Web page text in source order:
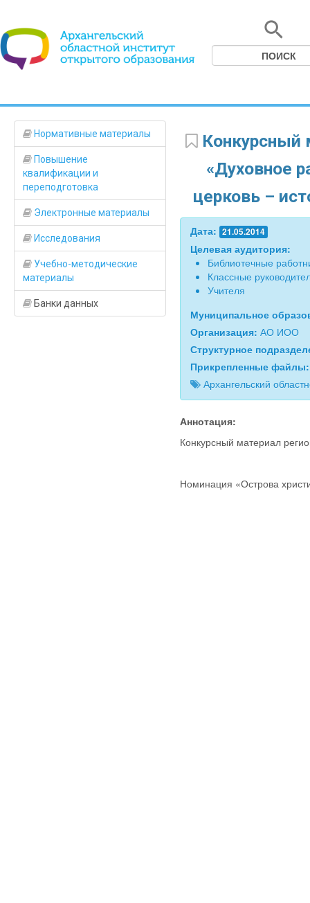
Нормативные материалы
Повышение
квалификации и
переподготовка
Электронные материалы
Исследования
Учебно-методические
материалы
Банки данных
Конкурсный
«Духовное
церковь –
Дата: 21.05.2014
Целевая аудитория:
Библиотечные
Классные
Учителя
Муниципальное
Организация: АО ИОО
Структурное
Прикрепленные
Архангельский
Аннотация:
Конкурсный материал
Номинация «Острова